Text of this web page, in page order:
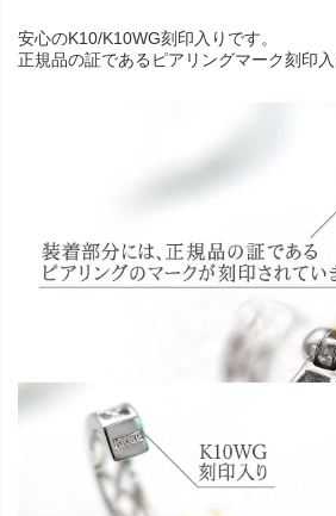
安心のK10/K10WG刻印入りです。
正規品の証であるピアリングマーク刻印入